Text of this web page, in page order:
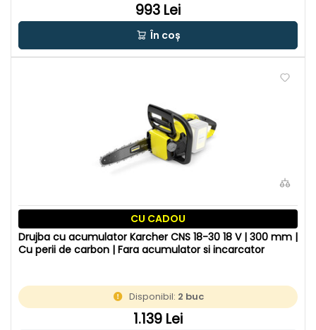
993 Lei
În coș
CU CADOU
Drujba cu acumulator Karcher CNS 18-30 18 V | 300 mm |
Cu perii de carbon | Fara acumulator si incarcator
Disponibil: 2 buc
1.139 Lei